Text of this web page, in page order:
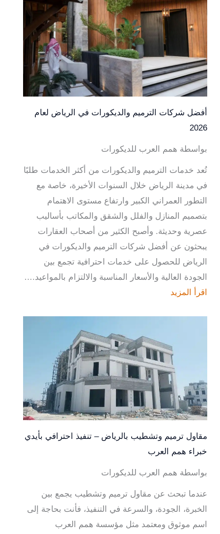
أفضل شركات الترميم والديكورات في الرياض لعام
2026
بواسطة همم العرب للديكورات
تُعد خدمات الترميم والديكورات من أكثر الخدمات طلبًا
في مدينة الرياض خلال السنوات الأخيرة، خاصة مع
التطور العمراني الكبير وارتفاع مستوى الاهتمام
بتصميم المنازل والفلل والشقق والمكاتب بأساليب
عصرية وحديثة. وأصبح الكثير من أصحاب العقارات
يبحثون عن أفضل شركات الترميم والديكورات في
الرياض للحصول على خدمات احترافية تجمع بين
الجودة العالية والأسعار المناسبة والالتزام بالمواعيد.…
اقرأ المزيد
مقاول ترميم وتشطيب بالرياض – تنفيذ احترافي بأيدي
خبراء همم العرب
بواسطة همم العرب للديكورات
عندما تبحث عن مقاول ترميم وتشطيب يجمع بين
الخبرة، الجودة، والسرعة في التنفيذ، فأنت بحاجة إلى
اسم موثوق ومعتمد مثل مؤسسة همم العرب